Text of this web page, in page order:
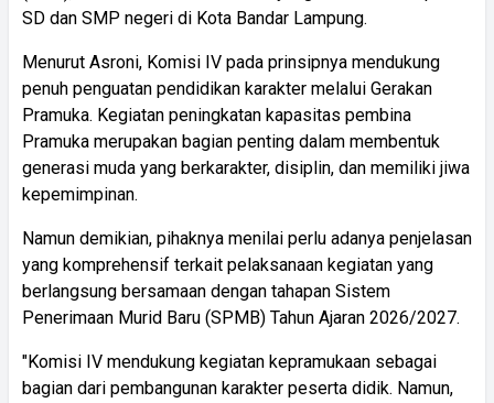
SD dan SMP negeri di Kota Bandar Lampung.
Menurut Asroni, Komisi IV pada prinsipnya mendukung
penuh penguatan pendidikan karakter melalui Gerakan
Pramuka. Kegiatan peningkatan kapasitas pembina
Pramuka merupakan bagian penting dalam membentuk
generasi muda yang berkarakter, disiplin, dan memiliki jiwa
kepemimpinan.
Namun demikian, pihaknya menilai perlu adanya penjelasan
yang komprehensif terkait pelaksanaan kegiatan yang
berlangsung bersamaan dengan tahapan Sistem
Penerimaan Murid Baru (SPMB) Tahun Ajaran 2026/2027.
"Komisi IV mendukung kegiatan kepramukaan sebagai
bagian dari pembangunan karakter peserta didik. Namun,